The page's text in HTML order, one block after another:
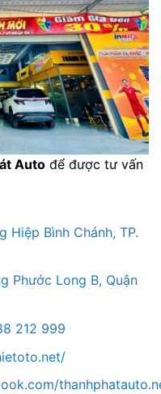
Auto để được tư vấn
Hiệp Bình Chánh, TP.
Phước Long B, Quận
212 999